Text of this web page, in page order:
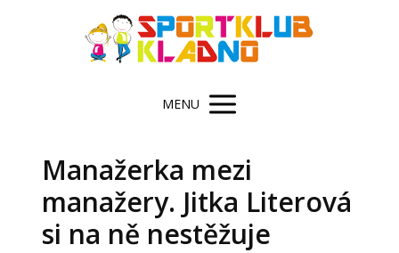
MENU
Manažerka mezi
manažery. Jitka Literová
si na ně nestěžuje